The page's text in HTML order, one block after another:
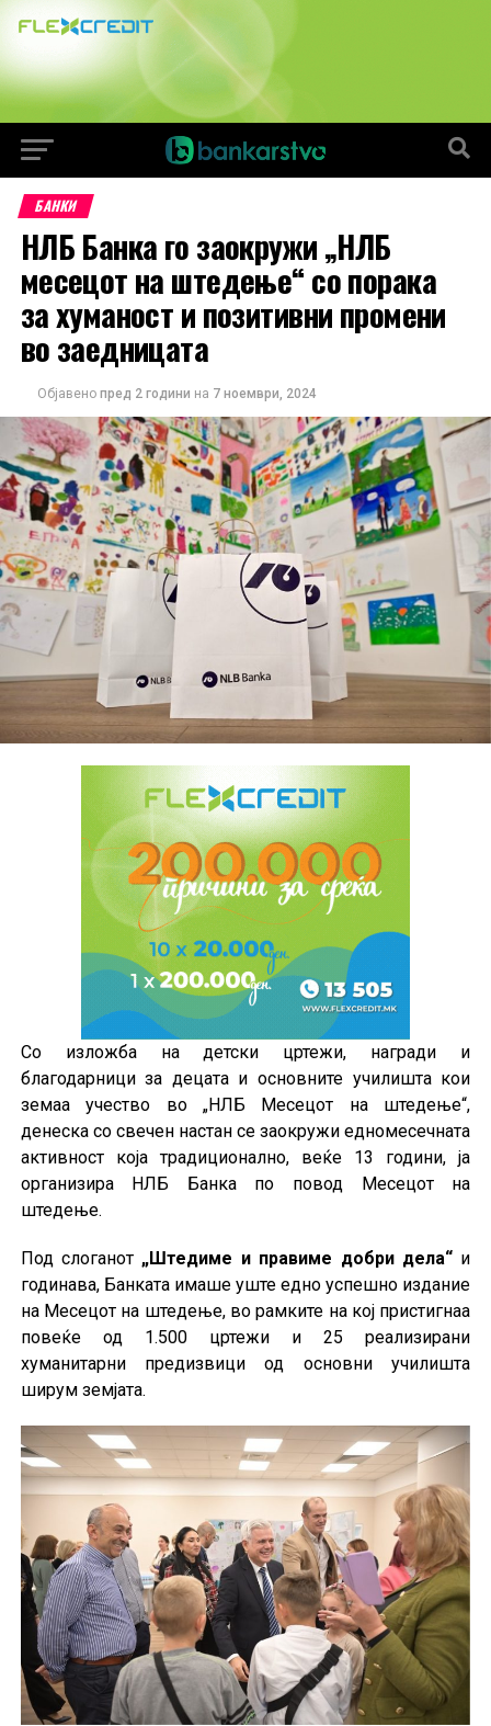
БАНКИ
НЛБ Банка го заокружи „НЛБ
месецот на штедење“ со порака
за хуманост и позитивни промени
во заедницата
Објавено пред 2 години на 7 ноември, 2024
Со изложба на детски цртежи, награди и
благодарници за децата и основните училишта кои
земаа учество во „НЛБ Месецот на штедење“,
денеска со свечен настан се заокружи едномесечната
активност која традиционално, веќе 13 години, ја
организира НЛБ Банка по повод Месецот на
штедење.
Под слоганот „Штедиме и правиме добри дела“и
годинава, Банката имаше уште едно успешно издание
на Месецот на штедење, во рамките на кој пристигнаа
повеќе од 1.500 цртежи и 25 реализирани
хуманитарни предизвици од основни училишта
ширум земјата.